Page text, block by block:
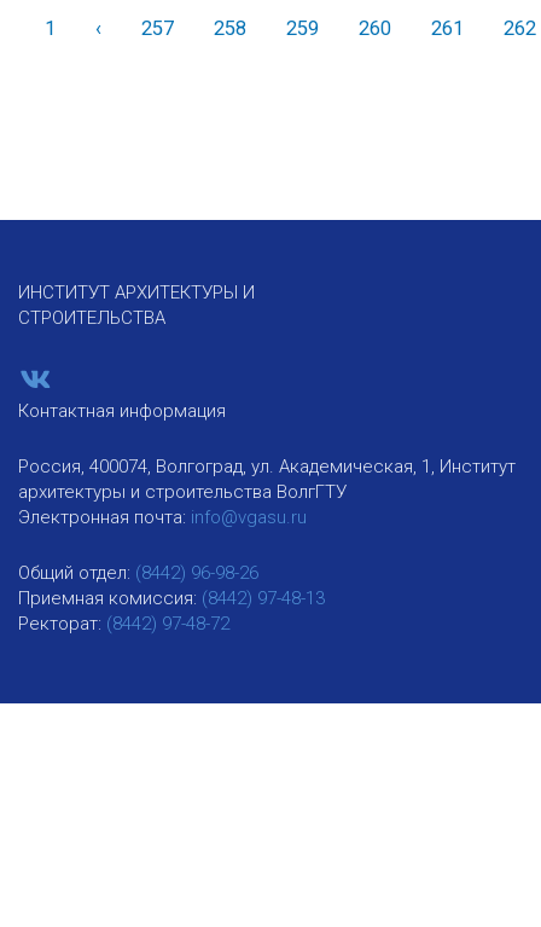
1 ‹Назад257 258 259 260 261 262
ИНСТИТУТ АРХИТЕКТУРЫ И
СТРОИТЕЛЬСТВА
Контактная информация
Россия, 400074, Волгоград, ул. Академическая, 1, Институт
архитектуры и строительства ВолгГТУ
Электронная почта: info@vgasu.ru
Общий отдел: (8442) 96-98-26
Приемная комиссия: (8442) 97-48-13
Ректорат: (8442) 97-48-72